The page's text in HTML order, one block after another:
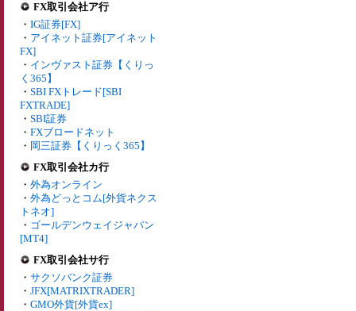
FX取引会社ア行
・ IG証券[FX]
・ アイネット証券[アイネット
FX]
・ インヴァスト証券【くりっ
く365】
・ SBI FXトレード[SBI
FXTRADE]
・ SBI証券
・ FXブロードネット
・ 岡三証券【くりっく365】
FX取引会社カ行
・ 外為オンライン
・ 外為どっとコム[外貨ネクス
トネオ]
・ ゴールデンウェイジャパン
[MT4]
FX取引会社サ行
・ サクソバンク証券
・ JFX[MATRIXTRADER]
・ GMO外貨[外貨ex]